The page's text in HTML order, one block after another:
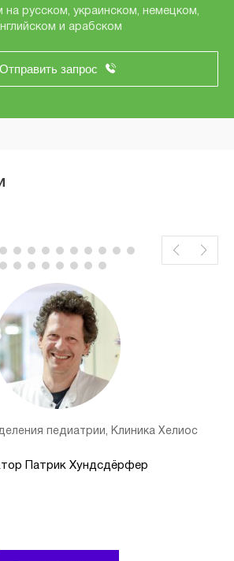
на русском, украинском, немецком,
и арабском
Отправить запрос
педиатрии, Клиника Хелиос
Патрик Хундсдёрфер